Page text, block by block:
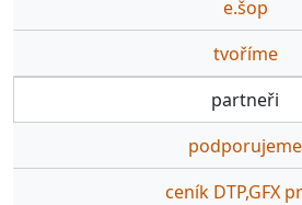
e.šop
tvoříme
partneři
podporujeme
ceník DTP,GFX